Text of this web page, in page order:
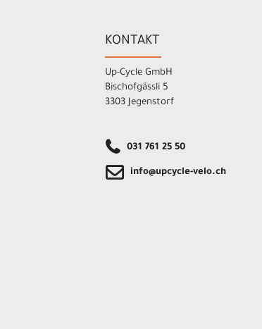
KONTAKT
Up-Cycle GmbH
Bischofgässli 5
3303 Jegenstorf
031 761 25 50
info@upcycle-velo.ch